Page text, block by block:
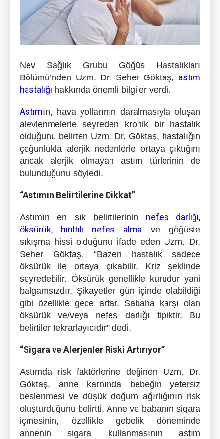
Nev Sağlık Grubu Göğüs Hastalıkları
Bölümü’nden Uzm. Dr. Seher Göktaş, astım
hastalığı hakkında önemli bilgiler verdi.
Astımın, hava yollarının daralmasıyla oluşan
alevlenmelerle seyreden kronik bir hastalık
olduğunu belirten Uzm. Dr. Göktaş, hastalığın
çoğunlukla alerjik nedenlerle ortaya çıktığını
ancak alerjik olmayan astım türlerinin de
bulunduğunu söyledi.
“Astımın Belirtilerine Dikkat”
Astımın en sık belirtilerinin nefes darlığı,
öksürük, hırıltılı nefes alma ve göğüste
sıkışma hissi olduğunu ifade eden Uzm. Dr.
Seher Göktaş, “Bazen hastalık sadece
öksürük ile ortaya çıkabilir. Kriz şeklinde
seyredebilir. Öksürük genellikle kurudur yani
balgamsızdır. Şikayetler gün içinde olabildiği
gibi özellikle gece artar. Sabaha karşı olan
öksürük ve/veya nefes darlığı tipiktir. Bu
belirtiler tekrarlayıcıdır” dedi.
“Sigara ve Alerjenler Riski Artırıyor”
Astımda risk faktörlerine değinen Uzm. Dr.
Göktaş, anne karnında bebeğin yetersiz
beslenmesi ve düşük doğum ağırlığının risk
oluşturduğunu belirtti. Anne ve babanın sigara
içmesinin, özellikle gebelik döneminde
annenin sigara kullanmasının astım